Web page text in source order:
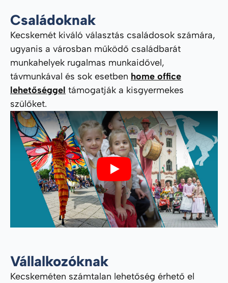
Play
Családoknak
Kecskemét kiváló választás családosok számára,
ugyanis a városban működő családbarát
munkahelyek rugalmas munkaidővel,
távmunkával és sok esetben home office
lehetőséggel támogatják a kisgyermekes
szülőket.
Vállalkozóknak
Kecskeméten számtalan lehetőség érhető el